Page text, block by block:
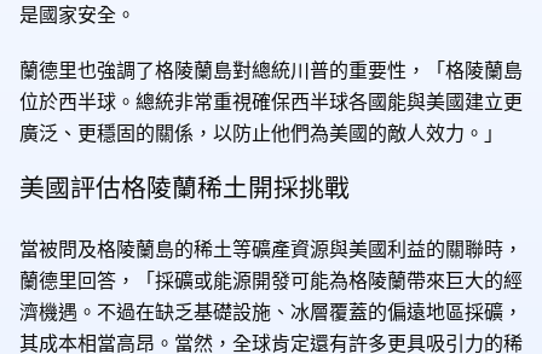
是國家安全。
蘭德里也強調了格陵蘭島對總統川普的重要性，「格陵蘭島
位於西半球。總統非常重視確保西半球各國能與美國建立更
廣泛、更穩固的關係，以防止他們為美國的敵人效力。」
美國評估格陵蘭稀土開採挑戰
當被問及格陵蘭島的稀土等礦產資源與美國利益的關聯時，
蘭德里回答，「採礦或能源開發可能為格陵蘭帶來巨大的經
濟機遇。不過在缺乏基礎設施、冰層覆蓋的偏遠地區採礦，
其成本相當高昂。當然，全球肯定還有許多更具吸引力的稀